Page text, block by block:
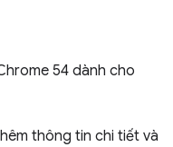
54 dành cho
thông tin chi tiết và